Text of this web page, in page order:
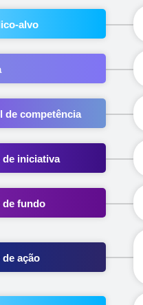
alvo
de competência
de iniciativa
de fundo
de ação